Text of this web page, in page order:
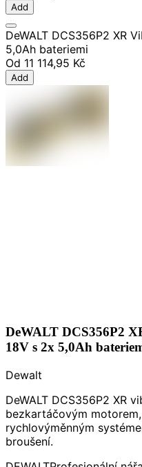
Add
DeWALT DCS356P2 XR
5,0Ah bateriemi
Od 11 114,95 Kč
Add
DeWALT DCS356P2
18V s 2x 5,0Ah
Dewalt
DeWALT DCS356P2 XR
bezkartáčovým
rychlovýměnným
broušení.